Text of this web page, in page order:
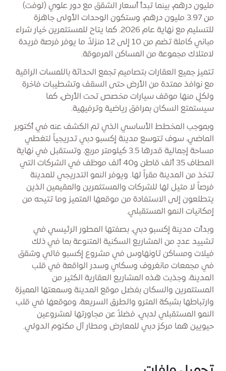
مليون درهم، بينما تبدأ أسعار الشقق مع دور علوي (لوفت)
من 3.97 مليون درهم، وستكون الوحدات الأولى جاهزة
للتسليم مع نهاية عام 2026. كما يتاح للمستثمرين خيار شراء
مباني كاملة تضم من 10 إلى 12 منزلاً، ما يوفر فرصة فريدة
لامتلاك مجموعة من المساكن المرموقة.
تتميز جميع العقارات بتصاميم تجمع الحداثة باللمسات الراقية
مع نوافذ ممتدة من الأرض حتى السقف وتشطيبات فاخرة
ولكلٍ منها موقف سيارات مخصص تحت الأرض، كما
سيستمتع السكان بمرافق رياضية وترفيهية.
وبموجب المخطط الأساسي الذي تم الكشف عنه في أكتوبر
الماضي، سوف تتوسع مدينة إكسبو دبي تدريجياً لتغطي
مساحة إجمالية قدرها 3.5 كيلومتر مربع، وتستقبل في نهاية
المطاف 35 ألف قاطن و40 ألف موظف في الشركات التي
تتخذ من المدينة مقراً لها. ويوفر النمو التدريجي للمدينة
فرصاً لا مثيل لها للشركات والمستثمرين والمقيمين الذين
يتطلعون إلى الاستفادة من موقعها المتميز وما تتيحه من
إمكانيات النمو المستقبلي.
وبدأت مدينة إكسبو دبي، بصفتها المطور الرئيسي في
تشييد عددٍ من المشاريع السكنية المتنوعة بما في ذلك
فيلات ومساكن تاونهاوس في مشروع إكسبو فالي وشقق
في مجمعات مانغروف وسكاي وسدر الواقعة في قلب
المدينة، وجذبت هذه المشاريع العقارية الكثير من
المستثمرين والسكان بفضل موقع المدينة وسمعتها المميزة
وارتباطها بشبكة المترو والطرق السريعة، وموقعها في قلب
النمو المستقبلي لدبي، فضلاً عن مجاورتها لمشروعين
حيويين هما مركز دبي للمعارض ومطار آل مكتوم الدولي.